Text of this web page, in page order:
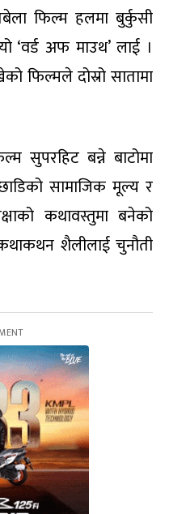
फिल्म हलमा बुर्कुसी
‘वर्ड अफ माउथ’ लाई ।
फिल्मले दोस्रो सातामा
सुपरहिट बन्ने बाटोमा
सामाजिक मूल्य र
कथावस्तुमा बनेको
शैलीलाई चुनौती